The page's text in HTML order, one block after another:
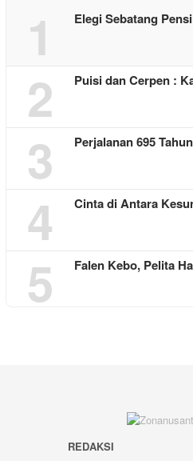
1 Elegi Sebatang
2 Puisi dan Cerpen :
3 Perjalanan 695
4 Cinta di Antara
5 Falen Kebo, Pelita
REDAKSI